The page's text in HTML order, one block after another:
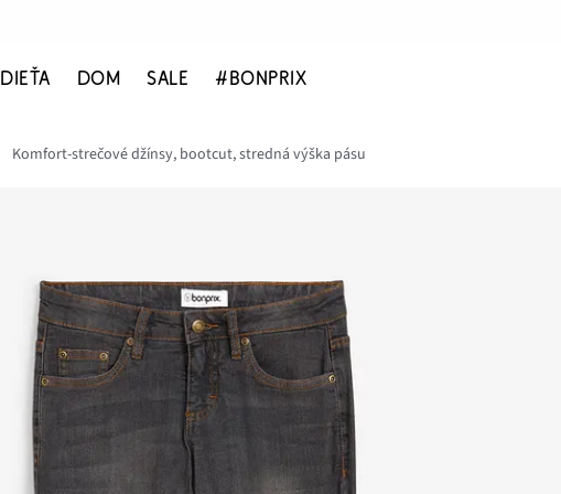
DIEŤA DOM SALE #BONPRIX
Komfort-strečové džínsy, bootcut, stredná výška pásu